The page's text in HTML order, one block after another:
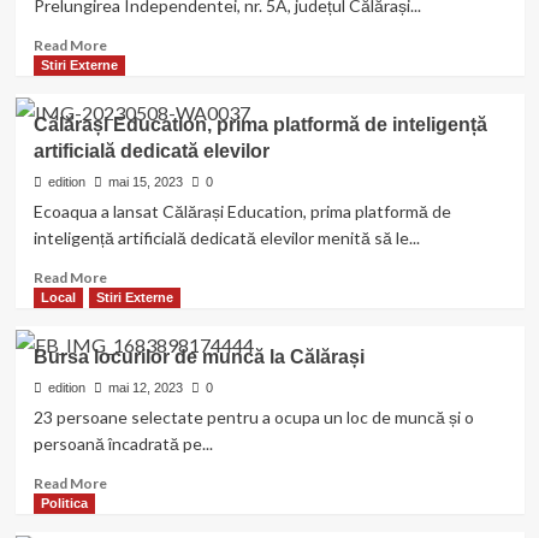
prezentate,
avem
un
de
6400
de
proiecte
în
Național
Investiții”
Prelungirea Independentei, nr. 5A, județul Călărași...
Read MoreRead
more
SC
Drumuri
și
poduri
de
Stiri Externe
Călărași Education, prima platformă de inteligență
artificială dedicată elevilor
edition mai 15, 2023 0
Ecoaqua a lansat Călărași Education, prima platformă de
inteligență artificială dedicată elevilor menită să le...
Read MoreRead
more
Călărași
Education,
prima
platformă
de
artificială
Local Stiri Externe
Bursa locurilor de muncă la Călărași
edition mai 12, 2023 0
23 persoane selectate pentru a ocupa un loc de muncă și o
persoană încadrată pe...
Read MoreRead
Politica